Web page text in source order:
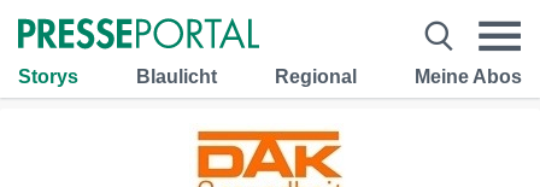
Storys Blaulicht Regional Meine Abos